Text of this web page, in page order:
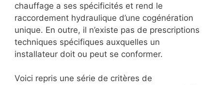
chauffage a ses spécificités et rend le
raccordement hydraulique d’une cogénération
unique. En outre, il n’existe pas de prescriptions
techniques spécifiques auxquelles un
installateur doit ou peut se conformer.
Voici repris une série de critères de